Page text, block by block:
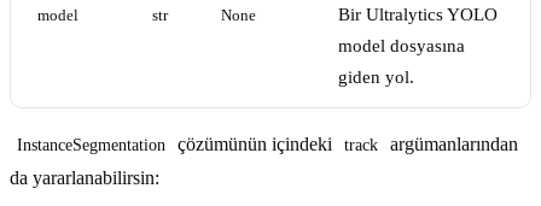
model str None
Bir Ultralytics YOLO
model dosyasına
giden yol.
InstanceSegmentation çözümünün içindeki track
argümanlarından
da yararlanabilirsin: